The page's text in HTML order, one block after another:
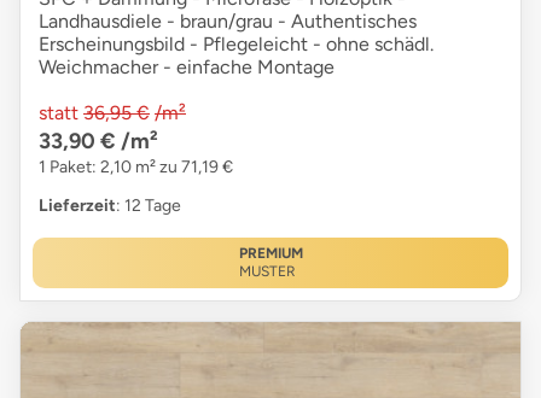
Landhausdiele - braun/grau - Authentisches
Erscheinungsbild - Pflegeleicht - ohne schädl.
Weichmacher - einfache Montage
statt 36,95 € /m²
33,90 € /m²
1 Paket: 2,10 m² zu 71,19 €
Lieferzeit: 12 Tage
PREMIUM
MUSTER